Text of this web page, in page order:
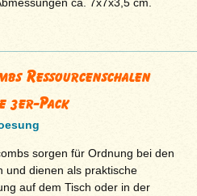
Ressourcenschalen
3er-Pack
sorgen für Ordnung bei den
und dienen als praktische
auf dem Tisch oder in der